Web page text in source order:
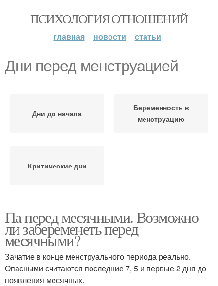
ПСИХОЛОГИЯ ОТНОШЕНИЙ
главная новости статьи
Дни перед менструацией
Дни до начала
Беременность в
менструацию
Критические дни
Па перед месячными. Возможно
ли забеременеть перед
месячными?
Зачатие в конце менструального периода реально.
Опасными считаются последние 7, 5 и первые 2 дня до
появления месячных.